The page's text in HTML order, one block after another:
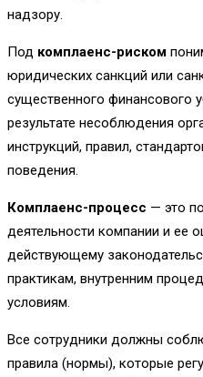
надзору.
Под комплаенс-риском
юридических санкций или
существенного финансового
результате несоблюдения
инструкций, правил,
поведения.
Комплаенс-процесс — это
деятельности компании и ее
действующему
практикам, внутренним
условиям.
Все сотрудники должны
правила (нормы), которые